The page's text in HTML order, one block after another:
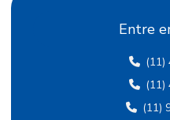
Fábrica de papel crepom em sp
Fábrica de papel de seda sp
Entre
(11)
(11)
(11)